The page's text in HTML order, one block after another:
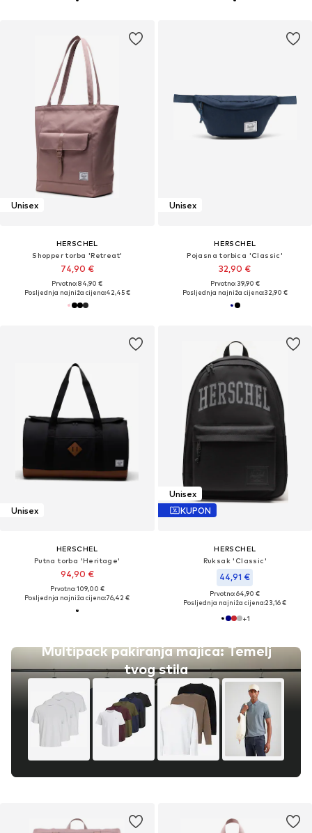
Unisex
HERSCHEL
Shopper torba 'Retreat'
74,90 €
Prvotno: 84,90 €
Posljednja najniža cijena:42,45 €
Unisex
HERSCHEL
Pojasna torbica 'Classic'
32,90 €
Prvotno: 39,90 €
Posljednja najniža cijena:32,90 €
Unisex
HERSCHEL
Putna torba 'Heritage'
94,90 €
Prvotno: 109,00 €
Posljednja najniža cijena:76,42 €
Unisex
KUPON
HERSCHEL
Ruksak 'Classic'
44,91 €
Prvotno: 64,90 €
Posljednja najniža cijena:23,16 €
+1
Multipack pakiranja majica: Temelj
tvog stila